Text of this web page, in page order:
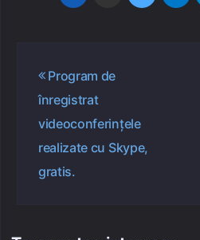
Navigare
articole
Program de
înregistrat
videoconferinţele
realizate cu Skype,
gratis.